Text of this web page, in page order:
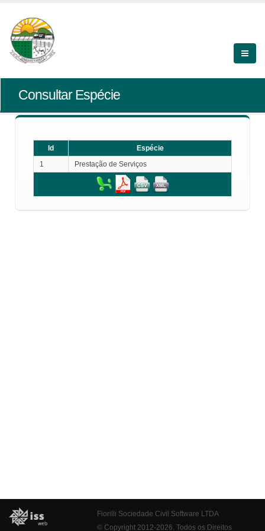
Consultar Espécie
Id
Espécie
1
Prestação de Serviços
Fiorilli Sociedade Civil Software LTDA
© Copyright 2012-2026. Todos os Direitos